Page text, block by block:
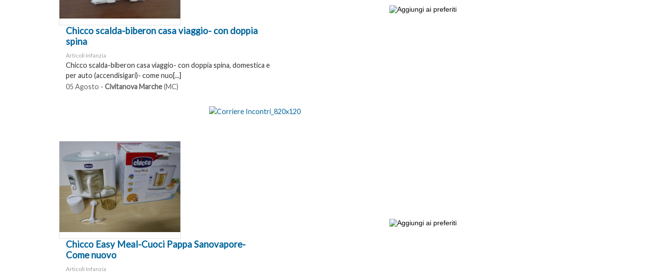
Chicco scalda-biberon casa viaggio- con doppia
spina
Articoli Infanzia
Chicco scalda-biberon casa viaggio- con doppia spina, domestica e
per auto (accendisigari)- come nuo[...]
05 Agosto - Civitanova Marche(MC)
Chicco Easy Meal-Cuoci Pappa Sanovapore-
Come nuovo
Articoli Infanzia